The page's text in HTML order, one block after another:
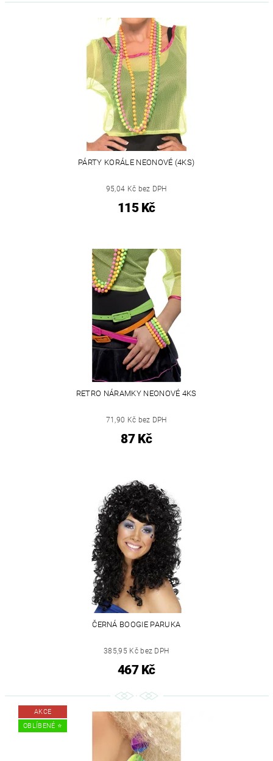
PÁRTY KORÁLE NEONOVÉ (4KS)
95,04 Kč bez DPH
115 Kč
RETRO NÁRAMKY NEONOVÉ 4KS
71,90 Kč bez DPH
87 Kč
ČERNÁ BOOGIE PARUKA
385,95 Kč bez DPH
467 Kč
AKCE
OBLÍBENÉ ⭐️